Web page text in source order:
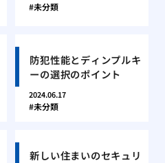
未分類
防犯性能とディンプルキ
ーの選択のポイント
2024.06.17
未分類
新しい住まいのセキュリ